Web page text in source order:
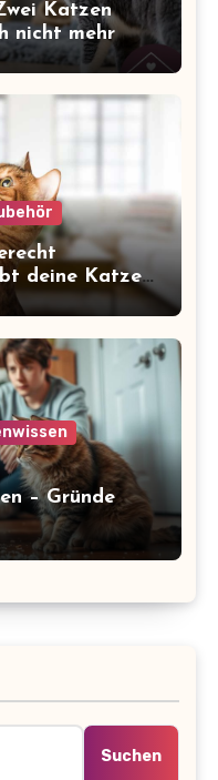
Katzen
nicht mehr
deine Katze
– Gründe
Suchen